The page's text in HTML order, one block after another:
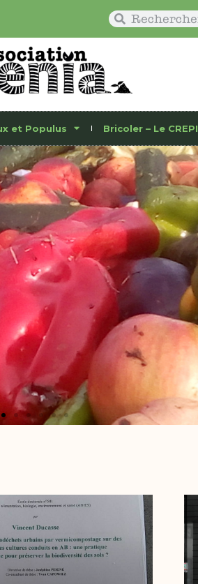
et Populus Bricoler – Le CREPI